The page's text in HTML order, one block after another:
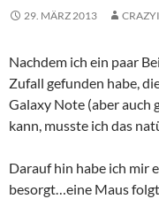
29. MÄRZ 2013
Nachdem ich ein paar
Zufall gefunden habe,
Galaxy Note (aber auch
kann, musste ich das
Darauf hin habe ich mir
besorgt…eine Maus